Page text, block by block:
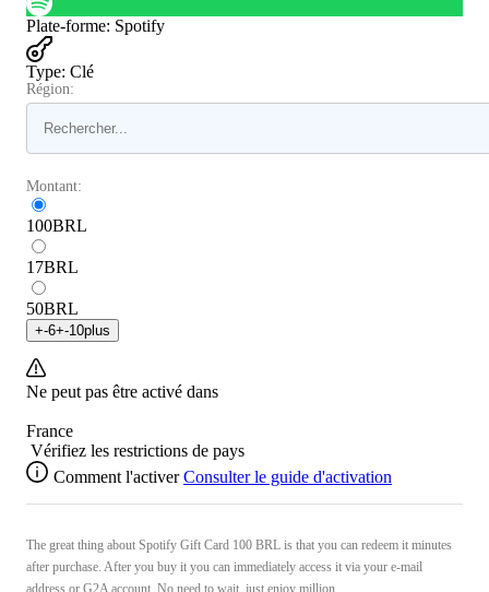
Plate-forme: Spotify
Type: Clé
Région:
Montant:
100BRL
17BRL
50BRL
+-6+-10plus
Ne peut pas être activé dans
France
Vérifiez les restrictions de pays
Comment l'activer Consulter le guide d'activation
The great thing about Spotify Gift Card 100 BRL is that you can redeem it minutes
after purchase. After you buy it you can immediately access it via your e-mail
address or G2A account. No need to wait, just enjoy million ...